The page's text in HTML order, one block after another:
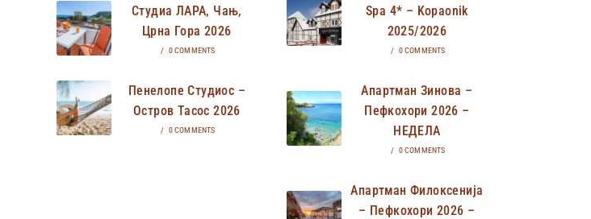
Студиа ЛАРА, Чањ,
Црна Гора 2026
/ 0 COMMENTS
Пенелопе Студиос –
Остров Тасос 2026
/ 0 COMMENTS
Spa 4* – Kopaonik
2025/2026
/ 0 COMMENTS
Апартман Зинова –
Пефкохори 2026 –
НЕДЕЛА
/ 0 COMMENTS
Апартман Филоксенија
– Пефкохори 2026 –